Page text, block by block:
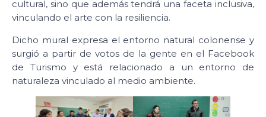
cultural, sino que además tendrá una faceta inclusiva,
vinculando el arte con la resiliencia.
Dicho mural expresa el entorno natural colonense y
surgió a partir de votos de la gente en el Facebook
de Turismo y está relacionado a un entorno de
naturaleza vinculado al medio ambiente.